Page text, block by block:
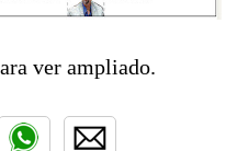
ver ampliado.